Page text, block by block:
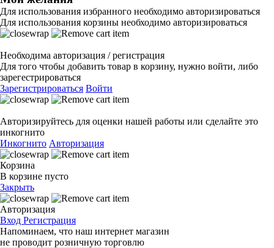
Для использования избранного необходимо авторизироваться
Для использования корзины необходимо авторизироваться
Необходима авторизация / регистрация
Для того чтобы добавить товар в корзину, нужно войти, либо
зарегестрироваться
Зарегистрироваться Войти
Авторизируйтесь для оценки нашей работы или сделайте это
инкогнито
Инкогнито Авторизация
Корзина
В корзине пусто
Закрыть
Авторизация
Вход Регистрация
Напоминаем, что наш интернет магазин
не проводит розничную торговлю